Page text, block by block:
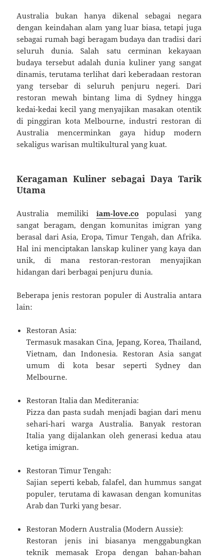
Australia bukan hanya dikenal sebagai negara
dengan keindahan alam yang luar biasa, tetapi juga
sebagai rumah bagi beragam budaya dan tradisi dari
seluruh dunia. Salah satu cerminan kekayaan
budaya tersebut adalah dunia kuliner yang sangat
dinamis, terutama terlihat dari keberadaan restoran
yang tersebar di seluruh penjuru negeri. Dari
restoran mewah bintang lima di Sydney hingga
kedai-kedai kecil yang menyajikan masakan otentik
di pinggiran kota Melbourne, industri restoran di
Australia mencerminkan gaya hidup modern
sekaligus warisan multikultural yang kuat.
Keragaman Kuliner sebagai Daya Tarik
Utama
Australia memiliki iam-love.co populasi yang
sangat beragam, dengan komunitas imigran yang
berasal dari Asia, Eropa, Timur Tengah, dan Afrika.
Hal ini menciptakan lanskap kuliner yang kaya dan
unik, di mana restoran-restoran menyajikan
hidangan dari berbagai penjuru dunia.
Beberapa jenis restoran populer di Australia antara
lain:
Restoran Asia:
Termasuk masakan Cina, Jepang, Korea, Thailand,
Vietnam, dan Indonesia. Restoran Asia sangat
umum di kota besar seperti Sydney dan
Melbourne.
Restoran Italia dan Mediterania:
Pizza dan pasta sudah menjadi bagian dari menu
sehari-hari warga Australia. Banyak restoran
Italia yang dijalankan oleh generasi kedua atau
ketiga imigran.
Restoran Timur Tengah:
Sajian seperti kebab, falafel, dan hummus sangat
populer, terutama di kawasan dengan komunitas
Arab dan Turki yang besar.
Restoran Modern Australia (Modern Aussie):
Restoran jenis ini biasanya menggabungkan
teknik memasak Eropa dengan bahan-bahan